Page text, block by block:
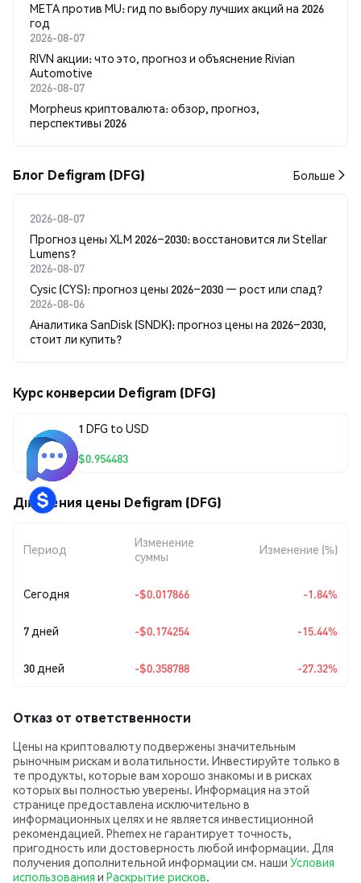
META против MU: гид по выбору лучших акций на 2026
год
2026-08-07
RIVN акции: что это, прогноз и объяснение Rivian
Automotive
2026-08-07
Morpheus криптовалюта: обзор, прогноз,
перспективы 2026
Блог Defigram (DFG) Больше
2026-08-07
Прогноз цены XLM 2026–2030: восстановится ли Stellar
Lumens?
2026-08-07
Cysic (CYS): прогноз цены 2026–2030 — рост или спад?
2026-08-06
Аналитика SanDisk (SNDK): прогноз цены на 2026–2030,
стоит ли купить?
Курс конверсии Defigram (DFG)
1 DFG to USD
$0.954483
Движения цены Defigram (DFG)
Период
Изменение
суммы
Изменение (%)
Сегодня -$0.017866 -1.84%
7 дней -$0.174254 -15.44%
30 дней -$0.358788 -27.32%
Отказ от ответственности
Цены на криптовалюту подвержены значительным
рыночным рискам и волатильности. Инвестируйте только в
те продукты, которые вам хорошо знакомы и в рисках
которых вы полностью уверены. Информация на этой
странице предоставлена исключительно в
информационных целях и не является инвестиционной
рекомендацией. Phemex не гарантирует точность,
пригодность или достоверность любой информации. Для
получения дополнительной информации см. наши Условия
использования и Раскрытие рисков.